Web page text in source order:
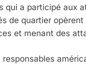
qui a participé aux
de quartier
et menant des